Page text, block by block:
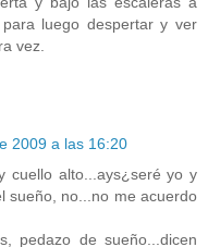
luego despertar y ver
vez.
2009 a las 16:20
cuello alto...ays¿seré yo y
sueño, no...no me acuerdo
pedazo de sueño...dicen